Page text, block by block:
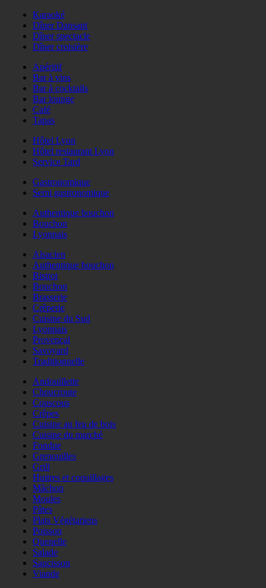
Karaoké
Dîner Dansant
Dîner spectacle
Dîner croisière
Apéritif
Bar à vins
Bar à cocktails
Bar lounge
Café
Tapas
Hôtel Lyon
Hôtel restaurant Lyon
Service Tard
Gastronomique
Semi gastronomique
Authentique bouchon
Bouchon
Lyonnais
Alsacien
Authentique bouchon
Bistrot
Bouchon
Brasserie
Crêperie
Cuisine du Sud
Lyonnais
Provençal
Savoyard
Traditionnelle
Andouillette
Choucroute
Couscous
Crêpes
Cuisine au feu de bois
Cuisine du marché
Fondue
Grenouilles
Grill
Huitres et coquillages
Mâchon
Moules
Pâtes
Plats Végétariens
Poisson
Quenelle
Salade
Saucisson
Viande